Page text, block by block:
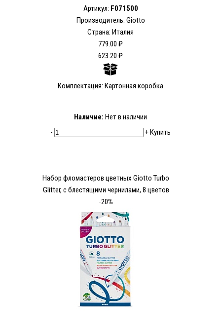
Артикул: F071500
Производитель: Giotto
Страна: Италия
779.00 ₽
623.20 ₽
Комплектация: Картонная коробка
Наличие: Нет в наличии
-
+Купить
Набор фломастеров цветных Giotto Turbo
Glitter, с блестящими чернилами, 8 цветов
-20%